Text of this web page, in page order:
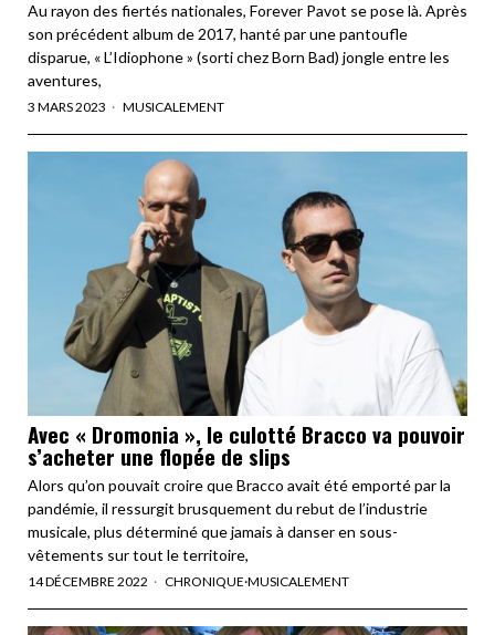
Au rayon des fiertés nationales, Forever Pavot se pose là. Après
son précédent album de 2017, hanté par une pantoufle
disparue, « L’Idiophone » (sorti chez Born Bad) jongle entre les
aventures,
3 MARS 2023 MUSICALEMENT
Avec « Dromonia », le culotté Bracco va pouvoir
s’acheter une flopée de slips
Alors qu’on pouvait croire que Bracco avait été emporté par la
pandémie, il ressurgit brusquement du rebut de l’industrie
musicale, plus déterminé que jamais à danser en sous-
vêtements sur tout le territoire,
14 DÉCEMBRE 2022 CHRONIQUE·MUSICALEMENT